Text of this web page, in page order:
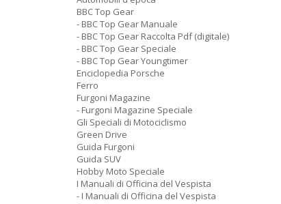
BBC Top Gear
- BBC Top Gear Manuale
- BBC Top Gear Raccolta Pdf (digitale)
- BBC Top Gear Speciale
- BBC Top Gear Youngtimer
Enciclopedia Porsche
Ferro
Furgoni Magazine
- Furgoni Magazine Speciale
Gli Speciali di Motociclismo
Green Drive
Guida Furgoni
Guida SUV
Hobby Moto Speciale
I Manuali di Officina del Vespista
- I Manuali di Officina del Vespista